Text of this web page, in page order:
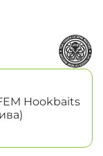
Hookbaits